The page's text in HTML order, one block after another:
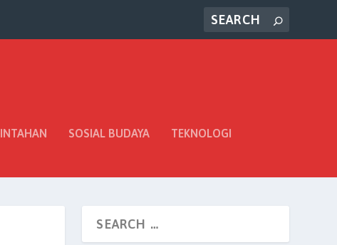
SOSIAL BUDAYA TEKNOLOGI